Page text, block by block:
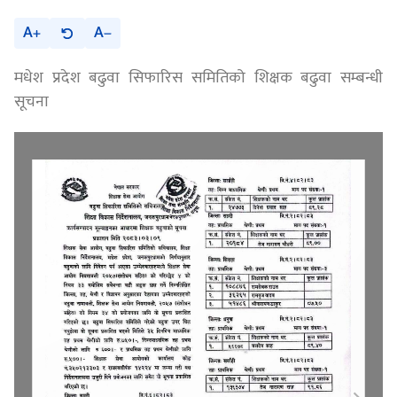
A
A
मधेश प्रदेश बढुवा सिफारिस समितिको शिक्षक बढुवा सम्बन्धी
सूचना